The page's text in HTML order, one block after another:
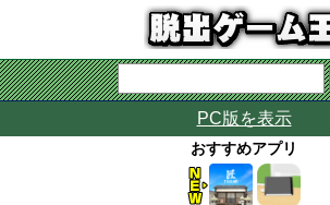
PC版を表示
おすすめアプリ